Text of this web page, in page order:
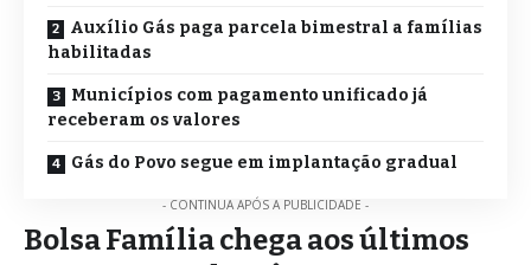
Auxílio Gás paga parcela bimestral a famílias
habilitadas
Municípios com pagamento unificado já
receberam os valores
Gás do Povo segue em implantação gradual
- CONTINUA APÓS A PUBLICIDADE -
Bolsa Família chega aos últimos